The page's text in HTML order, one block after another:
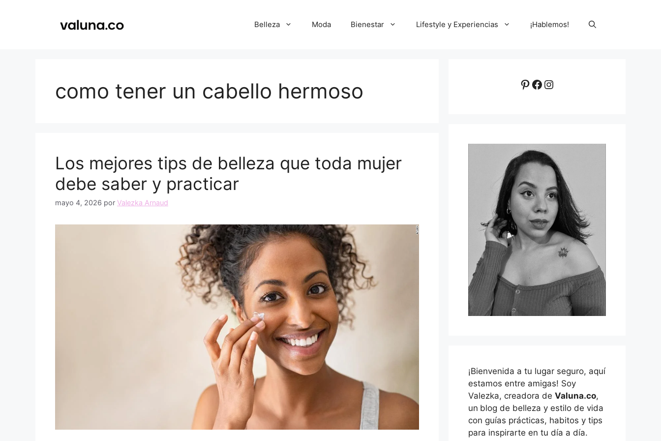
Belleza Moda Bienestar Lifestyle y Experiencias ¡Hablemos!
como tener un cabello hermoso
Los mejores tips de belleza que toda mujer
debe saber y practicar
mayo 4, 2026 por Valezka Arnaud
Pinterest
Facebook
Instagram
¡Bienvenida a tu lugar seguro, aquí
estamos entre amigas! Soy
Valezka, creadora de Valuna.co,
un blog de belleza y estilo de vida
con guías prácticas, habitos y tips
para inspirarte en tu día a día.